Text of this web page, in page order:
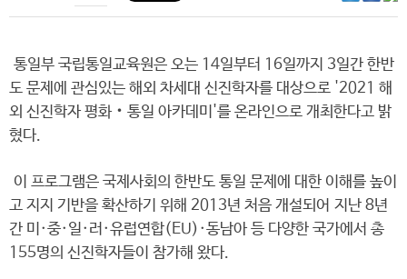
통일부 국립통일교육원은 오는 14일부터 16일까지 3일간 한반
도 문제에 관심있는 해외 차세대 신진학자를 대상으로 '2021 해
외 신진학자 평화‧통일 아카데미'를 온라인으로 개최한다고 밝
혔다.
이 프로그램은 국제사회의 한반도 통일 문제에 대한 이해를 높이
고 지지 기반을 확산하기 위해 2013년 처음 개설되어 지난 8년
간 미·중·일·러·유럽연합(EU)·동남아 등 다양한 국가에서 총
155명의 신진학자들이 참가해 왔다.